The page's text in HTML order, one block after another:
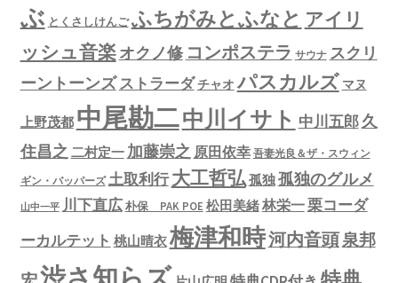
ぶ とくさしけんご ふちがみとふなと アイリ
ッシュ音楽オクノ修 コンポステラ サウナ スクリ
ーントーンズストラーダチャオ パスカルズ マヌ
上野茂都 中尾勘二中川イサト 中川五郎久
住昌之 二村定一 加藤崇之 原田依幸 吾妻光良＆ザ・スウィン
ギン・バッパーズ 土取利行大工哲弘孤独孤独のグルメ
山中一平 川下直広 朴保 PAK POE 松田美緒林栄一栗コーダ
ーカルテット 桃山晴衣梅津和時河内音頭泉邦